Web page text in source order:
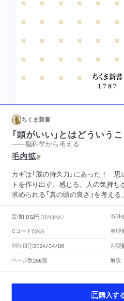
ちくま新書
「頭がいい」とはどういう
——脳科学から考える
毛内拡著
カギは「脳の持久力」にあった！
トを作り出す、感じる、人の気持
求められる「真の頭の良さ」を考える。
定価1,012円 （10％税込） ISBN
Cコード0245 整理
刊行日 2024/04/08 判型
ページ数256頁 解説
購入す